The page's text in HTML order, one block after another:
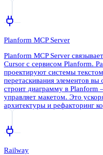
Planform MCP Server
Planform MCP Server
Cursor с сервисом Planform.
проектируют системы
перетаскивания элементов
строит диаграмму в Planform
управляет макетом. Это
архитектуры и рефакторинг
Railway